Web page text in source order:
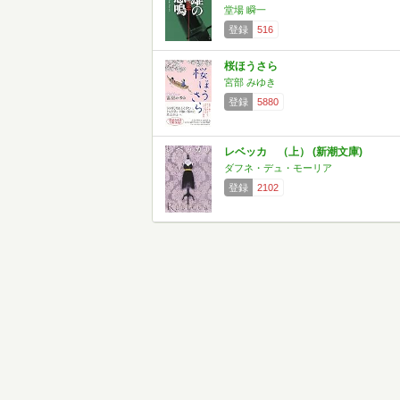
堂場 瞬一
登録
516
桜ほうさら
宮部 みゆき
登録
5880
レベッカ （上） (新潮文庫)
ダフネ・デュ・モーリア
登録
2102